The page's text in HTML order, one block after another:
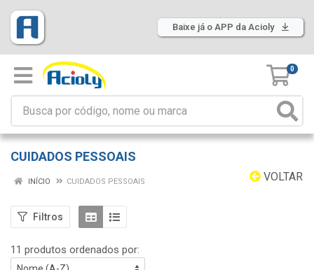
Baixe já o APP da Acioly
0
CUIDADOS PESSOAIS
VOLTAR
INÍCIO CUIDADOS PESSOAIS
Filtros
11 produtos ordenados por: